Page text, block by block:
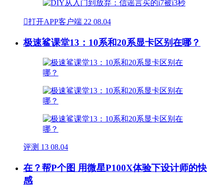
打开APP客户端 22 08.04
极速鲨课堂13：10系和20系显卡区别在哪？
评测 13 08.04
在？帮P个图 用微星P100X体验下设计师的快
感